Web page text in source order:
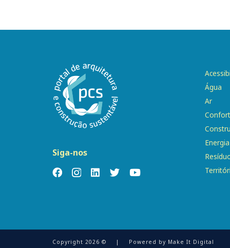
Siga-nos
Água
Ar
Energia
Copyright 2026 © | Powered by Make It Digital